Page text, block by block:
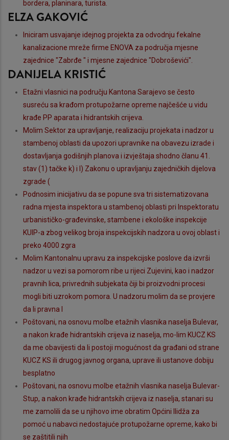
bordera, planinara, turista.
ELZA GAKOVIĆ
Iniciram usvajanje idejnog projekta za odvodnju fekalne
kanalizacione mreže firme ENOVA za područja mjesne
zajednice "Zabrđe " i mjesne zajednice "Dobroševići".
DANIJELA KRISTIĆ
Etažni vlasnici na području Kantona Sarajevo se često
susreću sa krađom protupožarne opreme najčešće u vidu
krađe PP aparata i hidrantskih crijeva.
Molim Sektor za upravljanje, realizaciju projekata i nadzor u
stambenoj oblasti da upozori upravnike na obavezu izrade i
dostavljanja godišnjih planova i izvještaja shodno članu 41.
stav (1) tačke k) i l) Zakonu o upravljanju zajedničkih dijelova
zgrade (
Podnosim inicijativu da se popune sva tri sistematizovana
radna mjesta inspektora u stambenoj oblasti pri Inspektoratu
urbanističko-građevinske, stambene i ekološke inspekcije
KUIP-a zbog velikog broja inspekcijskih nadzora u ovoj oblast i
preko 4000 zgra
Molim Kantonalnu upravu za inspekcijske poslove da izvrši
nadzor u vezi sa pomorom ribe u rijeci Zujevini, kao i nadzor
pravnih lica, privrednih subjekata čiji bi proizvodni procesi
mogli biti uzrokom pomora. U nadzoru molim da se provjere
da li pravna l
Poštovani, na osnovu molbe etažnih vlasnika naselja Bulevar,
a nakon krađe hidrantskih crijeva iz naselja, mo-lim KUCZ KS
da me obavijesti da li postoji mogućnost da građani od strane
KUCZ KS ili drugog javnog organa, uprave ili ustanove dobiju
besplatno
Poštovani, na osnovu molbe etažnih vlasnika naselja Bulevar-
Stup, a nakon krađe hidrantskih crijeva iz naselja, stanari su
me zamolili da se u njihovo ime obratim Općini Ilidža za
pomoć u nabavci nedostajuće protupožarne opreme, kako bi
se zaštitili njih